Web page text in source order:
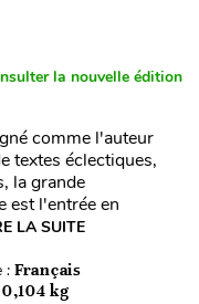
la nouvelle édition
comme l'auteur
textes éclectiques,
la grande
est l'entrée en
LA SUITE
: Français
0,104 kg